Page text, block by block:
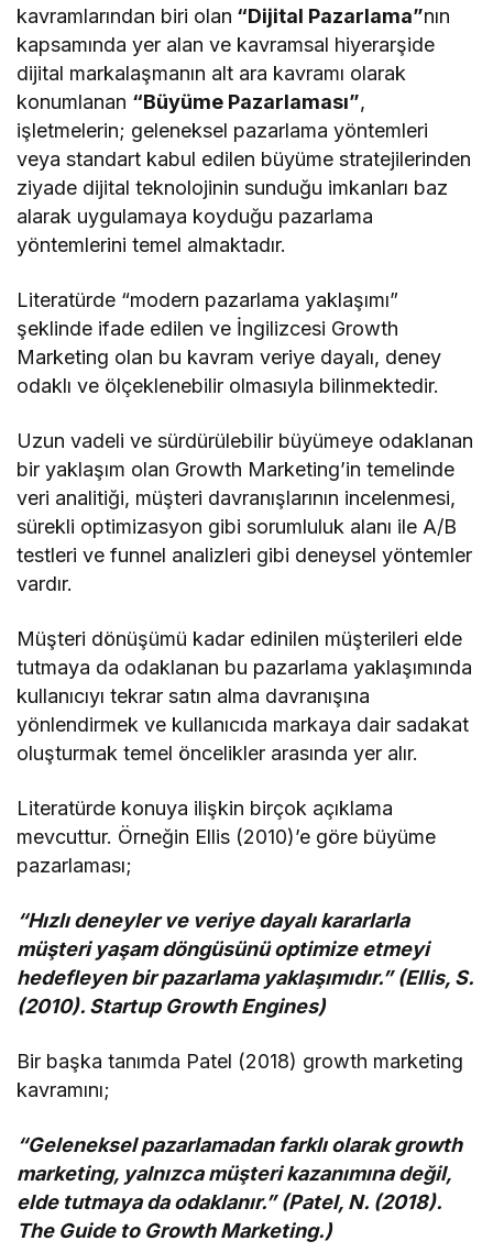
kavramlarından biri olan “Dijital Pazarlama”nın
kapsamında yer alan ve kavramsal hiyerarşide
dijital markalaşmanın alt ara kavramı olarak
konumlanan “Büyüme Pazarlaması”,
işletmelerin; geleneksel pazarlama yöntemleri
veya standart kabul edilen büyüme stratejilerinden
ziyade dijital teknolojinin sunduğu imkanları baz
alarak uygulamaya koyduğu pazarlama
yöntemlerini temel almaktadır.
Literatürde “modern pazarlama yaklaşımı”
şeklinde ifade edilen ve İngilizcesi Growth
Marketing olan bu kavram veriye dayalı, deney
odaklı ve ölçeklenebilir olmasıyla bilinmektedir.
Uzun vadeli ve sürdürülebilir büyümeye odaklanan
bir yaklaşım olan Growth Marketing’in temelinde
veri analitiği, müşteri davranışlarının incelenmesi,
sürekli optimizasyon gibi sorumluluk alanı ile A/B
testleri ve funnel analizleri gibi deneysel yöntemler
vardır.
Müşteri dönüşümü kadar edinilen müşterileri elde
tutmaya da odaklanan bu pazarlama yaklaşımında
kullanıcıyı tekrar satın alma davranışına
yönlendirmek ve kullanıcıda markaya dair sadakat
oluşturmak temel öncelikler arasında yer alır.
Literatürde konuya ilişkin birçok açıklama
mevcuttur. Örneğin Ellis (2010)’e göre büyüme
pazarlaması;
“Hızlı deneyler ve veriye dayalı kararlarla
müşteri yaşam döngüsünü optimize etmeyi
hedefleyen bir pazarlama yaklaşımıdır.” (Ellis, S.
(2010). Startup Growth Engines)
Bir başka tanımda Patel (2018) growth marketing
kavramını;
“Geleneksel pazarlamadan farklı olarak growth
marketing, yalnızca müşteri kazanımına değil,
elde tutmaya da odaklanır.” (Patel, N. (2018).
The Guide to Growth Marketing.)